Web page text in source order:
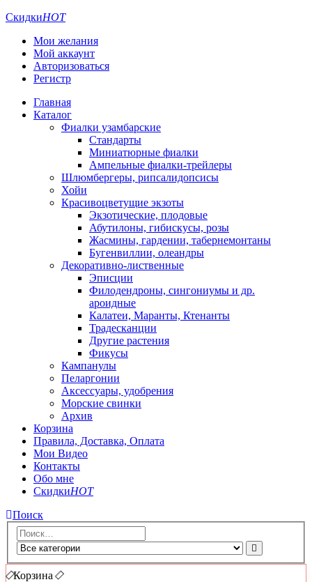
СкидкиHOT
Мои желания
Мой аккаунт
Авторизоваться
Регистр
Главная
Каталог
Фиалки узамбарские
Стандарты
Миниатюрные фиалки
Ампельные фиалки-трейлеры
Шлюмбергеры, рипсалидопсисы
Хойи
Красивоцветущие экзоты
Экзотические, плодовые
Абутилоны, гибискусы, розы
Жасмины, гардении, табернемонтаны
Бугенвиллии, олеандры
Декоративно-лиственные
Эписции
Филодендроны, сингониумы и др.
ароидные
Калатеи, Маранты, Ктенанты
Традесканции
Другие растения
Фикусы
Кампанулы
Пеларгонии
Аксессуары, удобрения
Морские свинки
Архив
Корзина
Правила, Доставка, Оплата
Мои Видео
Контакты
Обо мне
СкидкиHOT
Поиск
Корзина